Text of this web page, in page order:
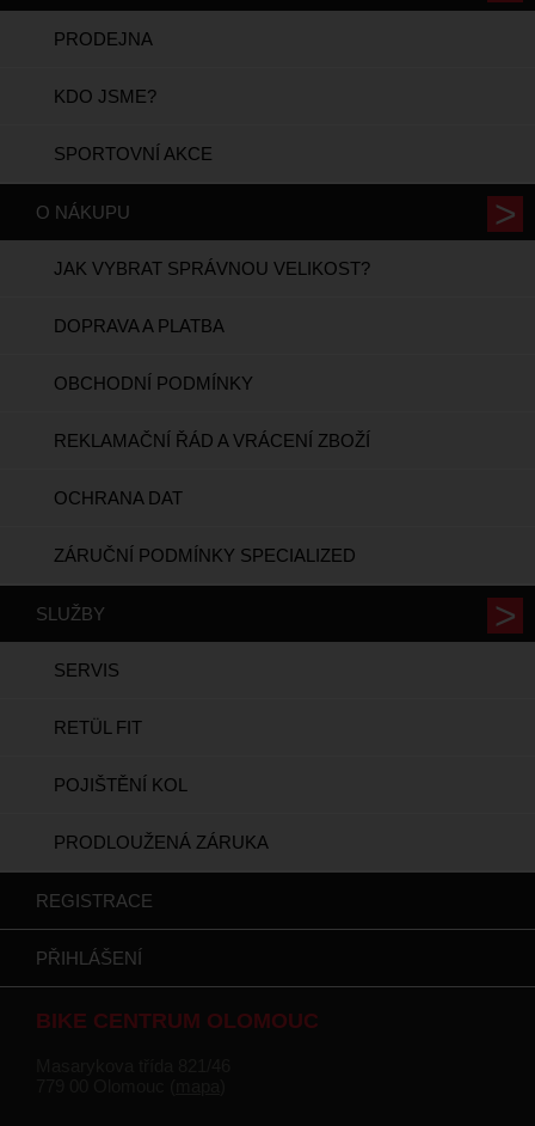
PRODEJNA
KDO JSME?
SPORTOVNÍ AKCE
O NÁKUPU
JAK VYBRAT SPRÁVNOU VELIKOST?
DOPRAVA A PLATBA
OBCHODNÍ PODMÍNKY
REKLAMAČNÍ ŘÁD A VRÁCENÍ ZBOŽÍ
OCHRANA DAT
ZÁRUČNÍ PODMÍNKY SPECIALIZED
SLUŽBY
SERVIS
RETÜL FIT
POJIŠTĚNÍ KOL
PRODLOUŽENÁ ZÁRUKA
REGISTRACE
PŘIHLÁŠENÍ
BIKE CENTRUM OLOMOUC